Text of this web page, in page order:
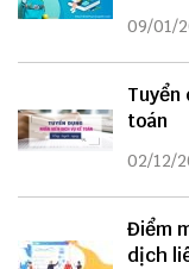
09/01/
toán
02/12/
Điểm
dịch